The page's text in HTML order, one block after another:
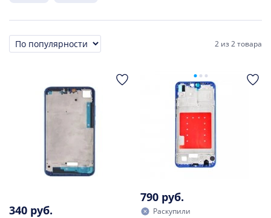
Сортировка 2 из2 товара
340 руб.
790 руб.
Раскупили